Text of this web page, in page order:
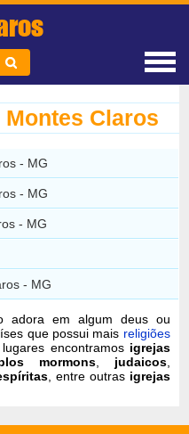
Claros
- MG
- MG
- MG
- MG
adora em algum deus ou
que possui mais religiões
encontramos igrejas
mormons, judaicos,
, entre outras igrejas